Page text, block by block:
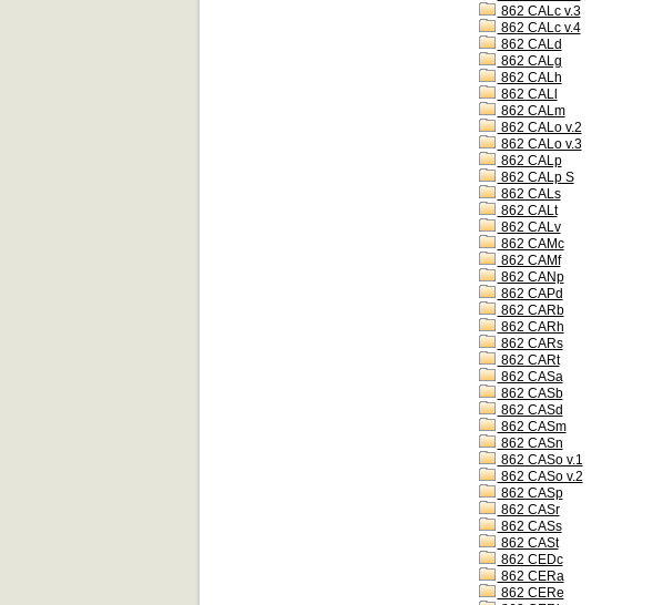
862 CALc v.3
862 CALc v.4
862 CALd
862 CALg
862 CALh
862 CALl
862 CALm
862 CALo v.2
862 CALo v.3
862 CALp
862 CALp S
862 CALs
862 CALt
862 CALv
862 CAMc
862 CAMf
862 CANp
862 CAPd
862 CARb
862 CARh
862 CARs
862 CARt
862 CASa
862 CASb
862 CASd
862 CASm
862 CASn
862 CASo v.1
862 CASo v.2
862 CASp
862 CASr
862 CASs
862 CASt
862 CEDc
862 CERa
862 CERe